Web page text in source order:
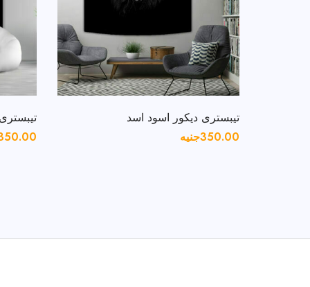
تيبسترى ديكور اسود اسد
350.00جنيه